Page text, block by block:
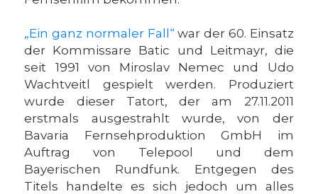
„Ein ganz normaler Fall“ war der 60. Einsatz
der Kommissare Batic und Leitmayr, die
seit 1991 von Miroslav Nemec und Udo
Wachtveitl gespielt werden. Produziert
wurde dieser Tatort, der am 27.11.2011
erstmals ausgestrahlt wurde, von der
Bavaria Fernsehproduktion GmbH im
Auftrag von Telepool und dem
Bayerischen Rundfunk. Entgegen des
Titels handelte es sich jedoch um alles